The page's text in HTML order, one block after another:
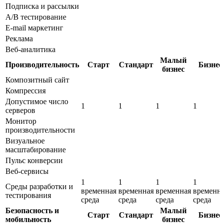
Подписка и рассылки
A/B тестирование
E-mail маркетинг
Реклама
Веб-аналитика
Производительность
Старт Стандарт
Малый
бизнес
Композитный сайт
Компрессия
Допустимое число
серверов
1 1 1
1
Монитор
производительности
Визуальное
масштабирование
Пульс конверсии
Веб-сервисы
Среды разработки и
тестирования
1
временная
среда
1
временная
среда
1
временная
среда
1
среда
Безопасность и
мобильность
Старт Стандарт
Малый
бизнес